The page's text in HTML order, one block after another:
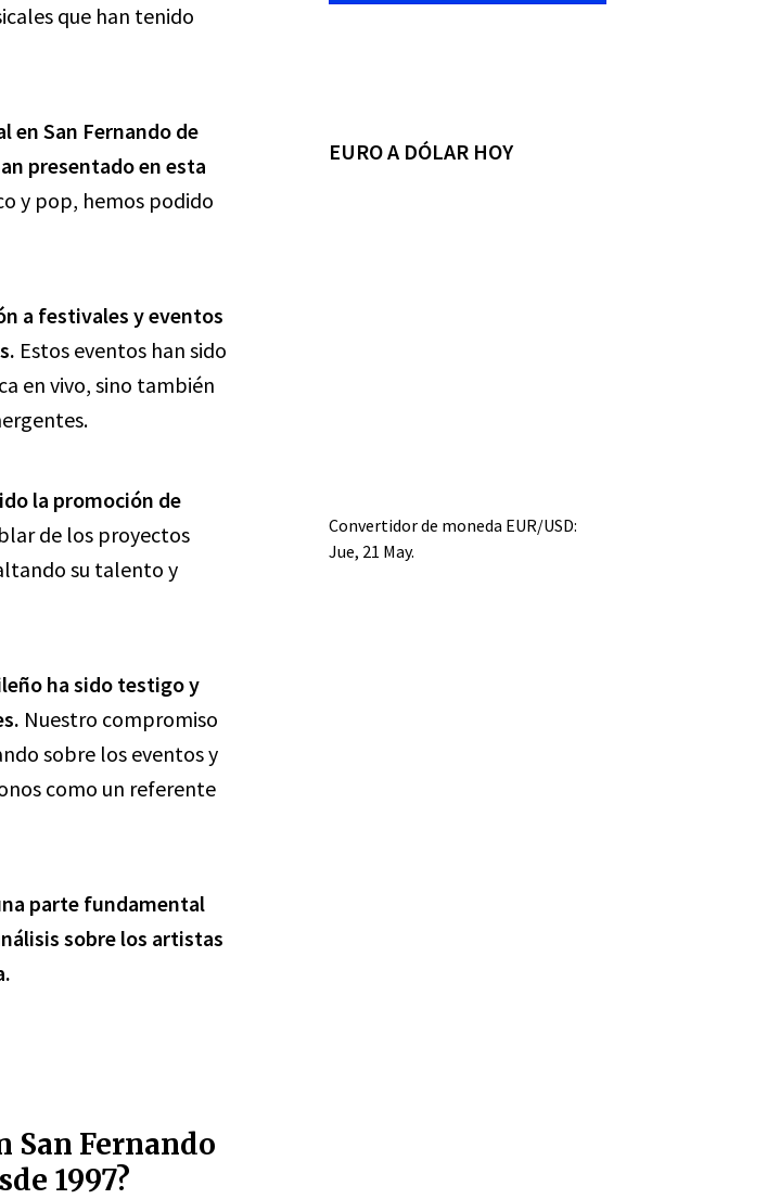
que han tenido
en San Fernando de
presentado en esta
y pop, hemos podido
a festivales y eventos
Estos eventos han sido
en vivo, sino también
la promoción de
de los proyectos
su talento y
ha sido testigo y
Nuestro compromiso
sobre los eventos y
como un referente
parte fundamental
sobre los artistas
San Fernando
1997?
EURO A DÓLAR HOY
Convertidor de moneda EUR/USD:
Jue, 21 May.